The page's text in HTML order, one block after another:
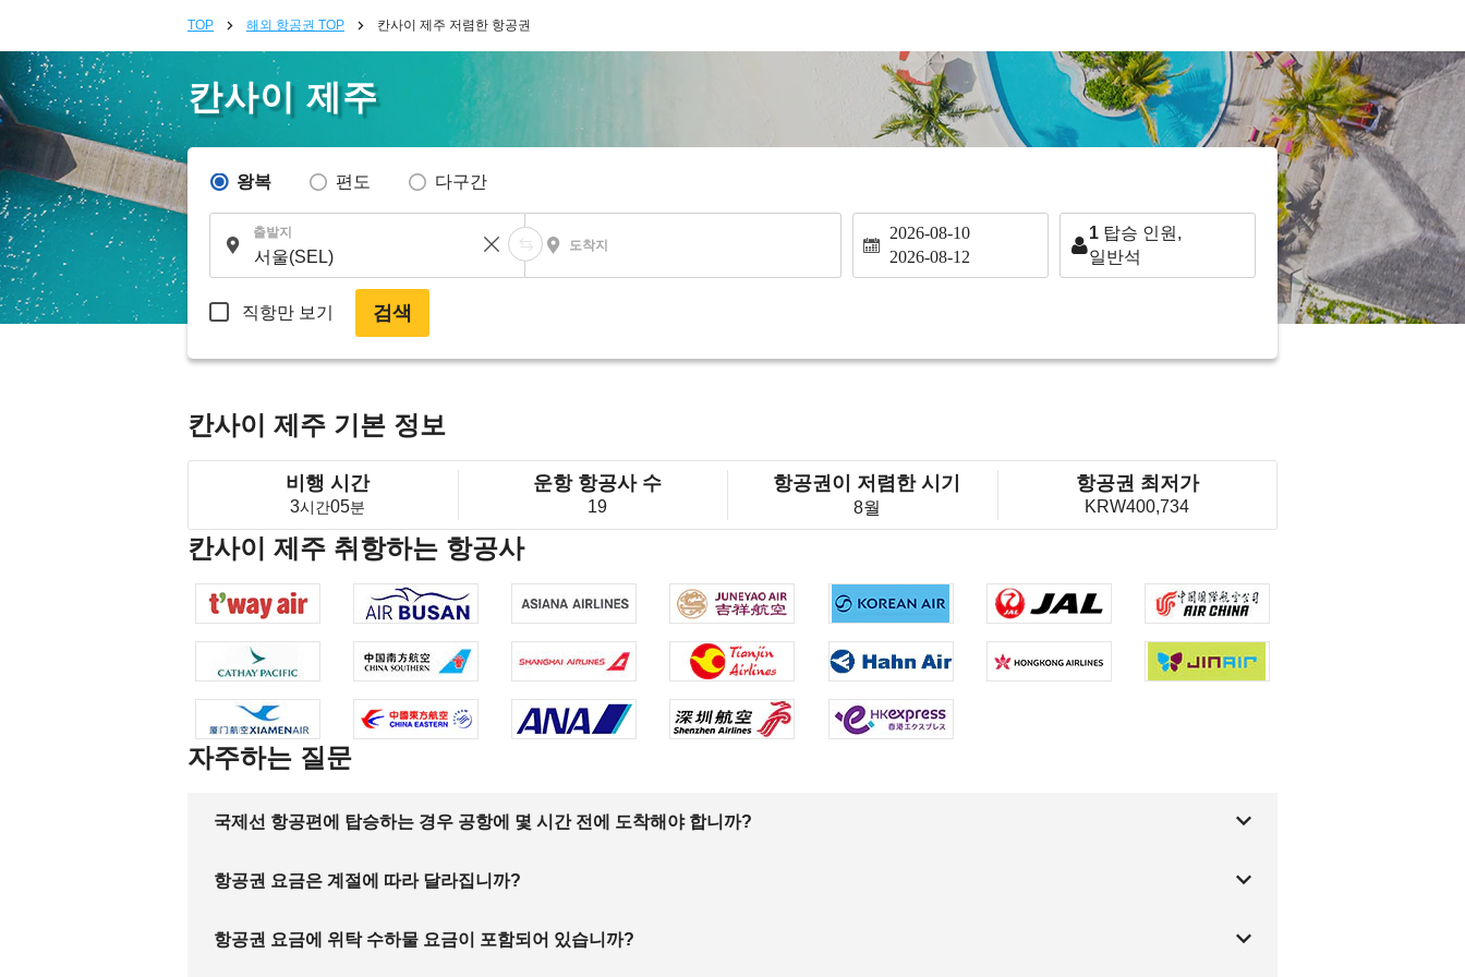
TOP 해외 항공권 TOP 칸사이 제주 저렴한 항공권
칸사이 제주
왕복 편도 다구간
출발지
도착지
2026-08-10
2026-08-12
1 탑승 인원,
일반석
직항만 보기 검색
칸사이 제주 기본 정보
비행 시간
3시간05분
운항 항공사 수
19
항공권이 저렴한 시기
8월
항공권 최저가
KRW400,734
칸사이 제주 취항하는 항공사
자주하는 질문
국제선 항공편에 탑승하는 경우 공항에 몇 시간 전에 도착해야 합니까?
항공권 요금은 계절에 따라 달라집니까?
항공권 요금에 위탁 수하물 요금이 포함되어 있습니까?